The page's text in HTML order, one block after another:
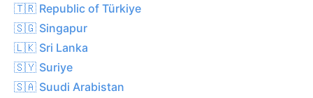
🇹🇷 Republic of Türkiye
🇸🇬 Singapur
🇱🇰 Sri Lanka
🇸🇾 Suriye
🇸🇦 Suudi Arabistan